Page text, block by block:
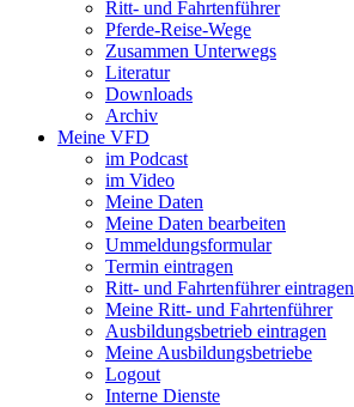
Ritt- und Fahrtenführer
Pferde-Reise-Wege
Zusammen Unterwegs
Literatur
Downloads
Archiv
Meine VFD
im Podcast
im Video
Meine Daten
Meine Daten bearbeiten
Ummeldungsformular
Termin eintragen
Ritt- und Fahrtenführer eintragen
Meine Ritt- und Fahrtenführer
Ausbildungsbetrieb eintragen
Meine Ausbildungsbetriebe
Logout
Interne Dienste